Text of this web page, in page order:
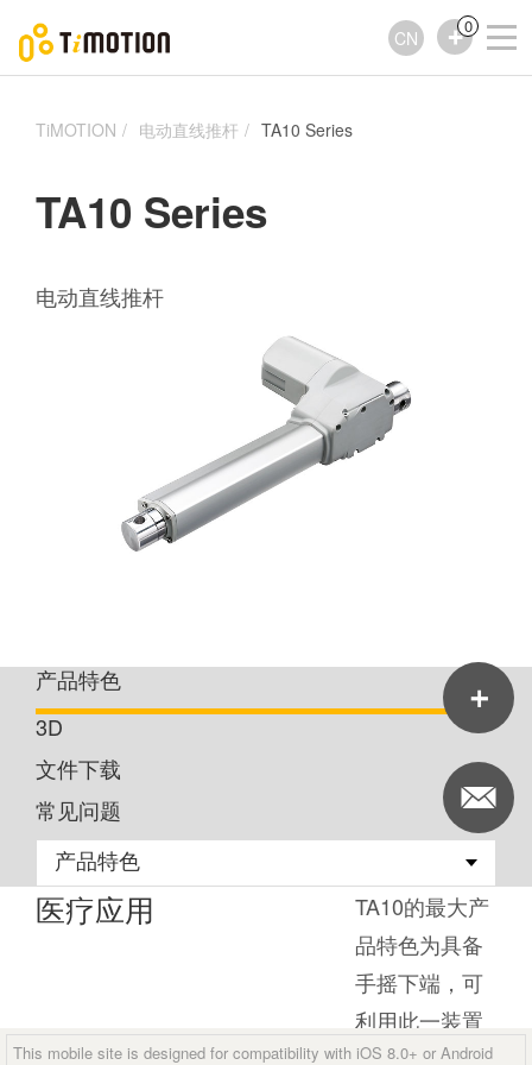
CN
0
TiMOTION 电动直线推杆 TA10 Series
TA10 Series
电动直线推杆
产品特色
3D
文件下载
常见问题
医疗应用
TA10的最大产
品特色为具备
手摇下端，可
利用此一装置
控制推杆动
This mobile site is designed for compatibility with iOS 8.0+ or Android